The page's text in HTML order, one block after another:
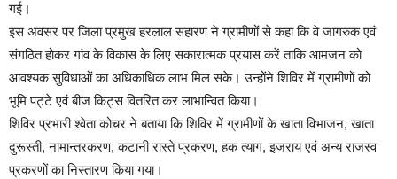
गई।
इस अवसर पर जिला प्रमुख हरलाल सहारण ने ग्रामीणों से कहा कि वे जागरुक एवं
संगठित होकर गांव के विकास के लिए सकारात्मक प्रयास करें ताकि आमजन को
आवश्यक सुविधाओं का अधिकाधिक लाभ मिल सके। उन्होंने शिविर में ग्रामीणों को
भूमि पट्टे एवं बीज किट्स वितरित कर लाभान्वित किया।
शिविर प्रभारी श्वेता कोचर ने बताया कि शिविर में ग्रामीणों के खाता विभाजन, खाता
दुरूस्ती, नामान्तरकरण, कटानी रास्ते प्रकरण, हक त्याग, इजराय एवं अन्य राजस्व
प्रकरणों का निस्तारण किया गया।